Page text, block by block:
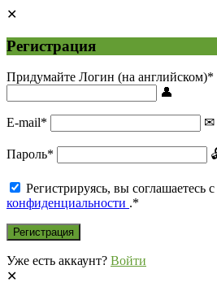
Регистрация
Придумайте Логин (на английском)*
E-mail*
Пароль*
Регистрируясь, вы соглашаетесь с
конфиденциальности .*
Уже есть аккаунт? Войти